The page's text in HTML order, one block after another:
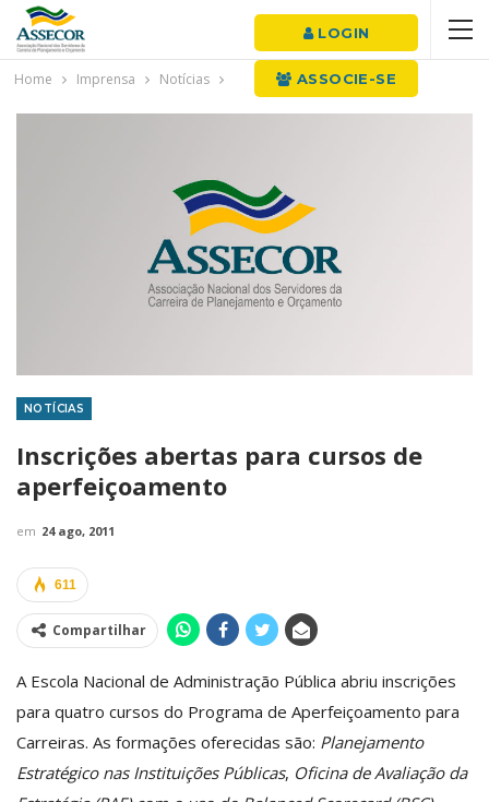
LOGIN
ASSOCIE-SE
Home Imprensa Notícias
NOTÍCIAS
Inscrições abertas para cursos de
aperfeiçoamento
em 24 ago, 2011
611
Compartilhar
A Escola Nacional de Administração Pública abriu inscrições
para quatro cursos do Programa de Aperfeiçoamento para
Carreiras. As formações oferecidas são: Planejamento
Estratégico nas Instituições Públicas, Oficina de Avaliação da